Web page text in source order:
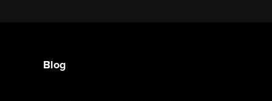
Blog